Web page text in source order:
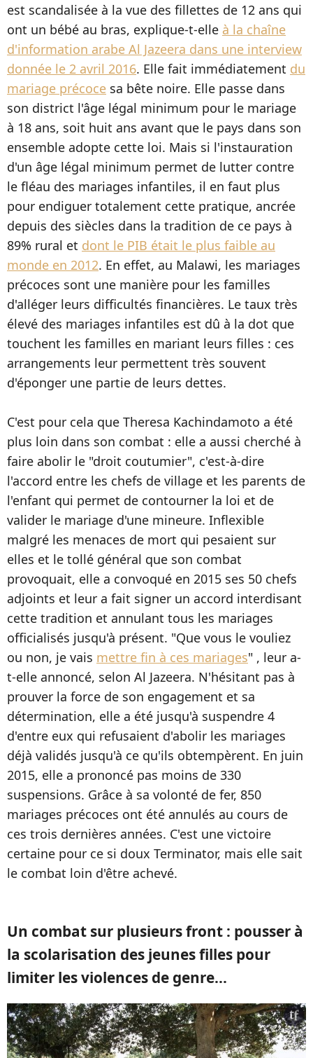
est scandalisée à la vue des fillettes de 12 ans qui
ont un bébé au bras, explique-t-elle à la chaîne
d'information arabe Al Jazeera dans une interview
donnée le 2 avril 2016. Elle fait immédiatement du
mariage précoce sa bête noire. Elle passe dans
son district l'âge légal minimum pour le mariage
à 18 ans, soit huit ans avant que le pays dans son
ensemble adopte cette loi. Mais si l'instauration
d'un âge légal minimum permet de lutter contre
le fléau des mariages infantiles, il en faut plus
pour endiguer totalement cette pratique, ancrée
depuis des siècles dans la tradition de ce pays à
89% rural et dont le PIB était le plus faible au
monde en 2012. En effet, au Malawi, les mariages
précoces sont une manière pour les familles
d'alléger leurs difficultés financières. Le taux très
élevé des mariages infantiles est dû à la dot que
touchent les familles en mariant leurs filles : ces
arrangements leur permettent très souvent
d'éponger une partie de leurs dettes.
C'est pour cela que Theresa Kachindamoto a été
plus loin dans son combat : elle a aussi cherché à
faire abolir le "droit coutumier", c'est-à-dire
l'accord entre les chefs de village et les parents de
l'enfant qui permet de contourner la loi et de
valider le mariage d'une mineure. Inflexible
malgré les menaces de mort qui pesaient sur
elles et le tollé général que son combat
provoquait, elle a convoqué en 2015 ses 50 chefs
adjoints et leur a fait signer un accord interdisant
cette tradition et annulant tous les mariages
officialisés jusqu'à présent. "Que vous le vouliez
ou non, je vais mettre fin à ces mariages" , leur a-
t-elle annoncé, selon Al Jazeera. N'hésitant pas à
prouver la force de son engagement et sa
détermination, elle a été jusqu'à suspendre 4
d'entre eux qui refusaient d'abolir les mariages
déjà validés jusqu'à ce qu'ils obtempèrent. En juin
2015, elle a prononcé pas moins de 330
suspensions. Grâce à sa volonté de fer, 850
mariages précoces ont été annulés au cours de
ces trois dernières années. C'est une victoire
certaine pour ce si doux Terminator, mais elle sait
le combat loin d'être achevé.
Un combat sur plusieurs front : pousser à
la scolarisation des jeunes filles pour
limiter les violences de genre...